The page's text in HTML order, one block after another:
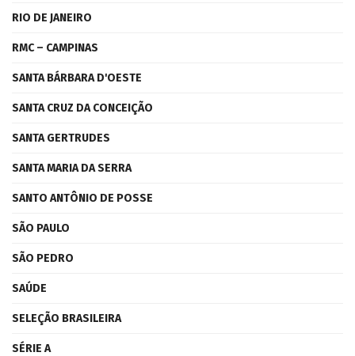
RIO DE JANEIRO
RMC – CAMPINAS
SANTA BÁRBARA D'OESTE
SANTA CRUZ DA CONCEIÇÃO
SANTA GERTRUDES
SANTA MARIA DA SERRA
SANTO ANTÔNIO DE POSSE
SÃO PAULO
SÃO PEDRO
SAÚDE
SELEÇÃO BRASILEIRA
SÉRIE A